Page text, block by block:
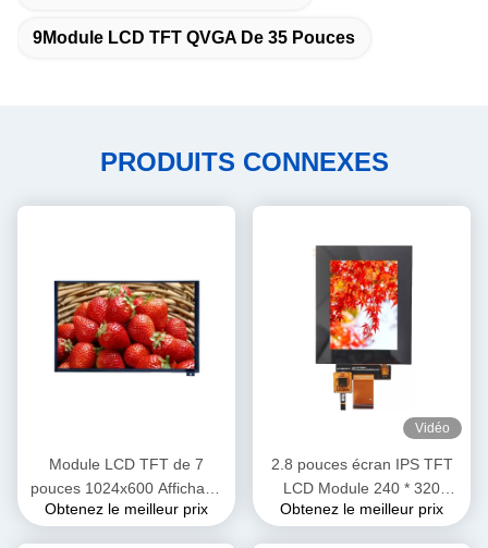
9Module LCD TFT QVGA De 35 Pouces
PRODUITS CONNEXES
Module LCD TFT de 7
pouces 1024x600 Affichage
pour automobile avec CPT
Obtenez le meilleur prix
Vidéo
2.8 pouces écran IPS TFT
LCD Module 240 * 320
Transmissif OEM ODM
Obtenez le meilleur prix